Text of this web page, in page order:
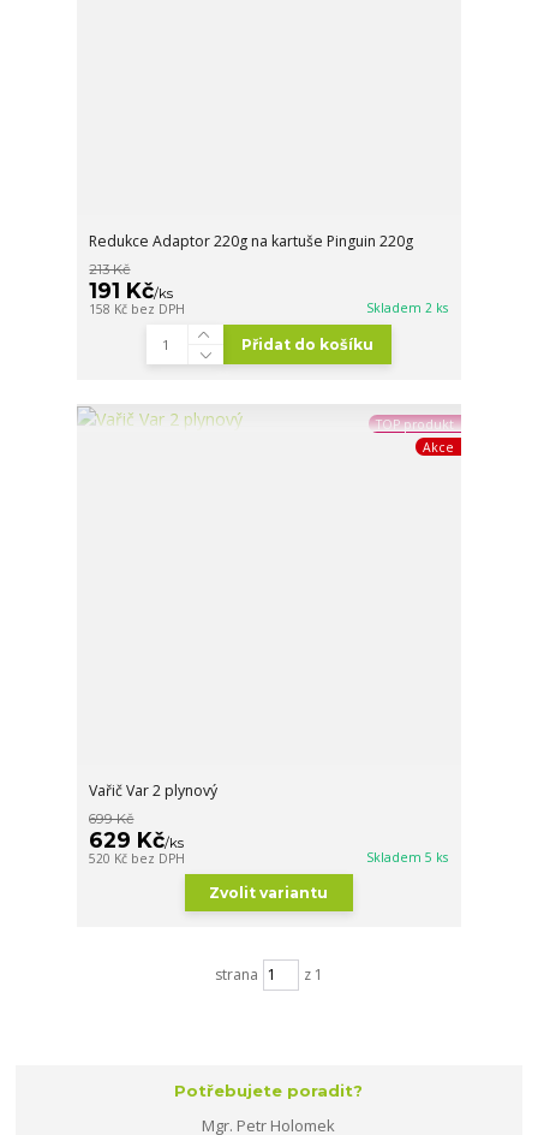
Redukce Adaptor 220g na kartuše Pinguin 220g
213 Kč
191 Kč/ks
158 Kč bez DPH Skladem 2 ks
Přidat do košíku
TOP produkt
Akce
Vařič Var 2 plynový
699 Kč
629 Kč/ks
520 Kč bez DPH Skladem 5 ks
Zvolit variantu
strana z 1
Potřebujete poradit?
Mgr. Petr Holomek